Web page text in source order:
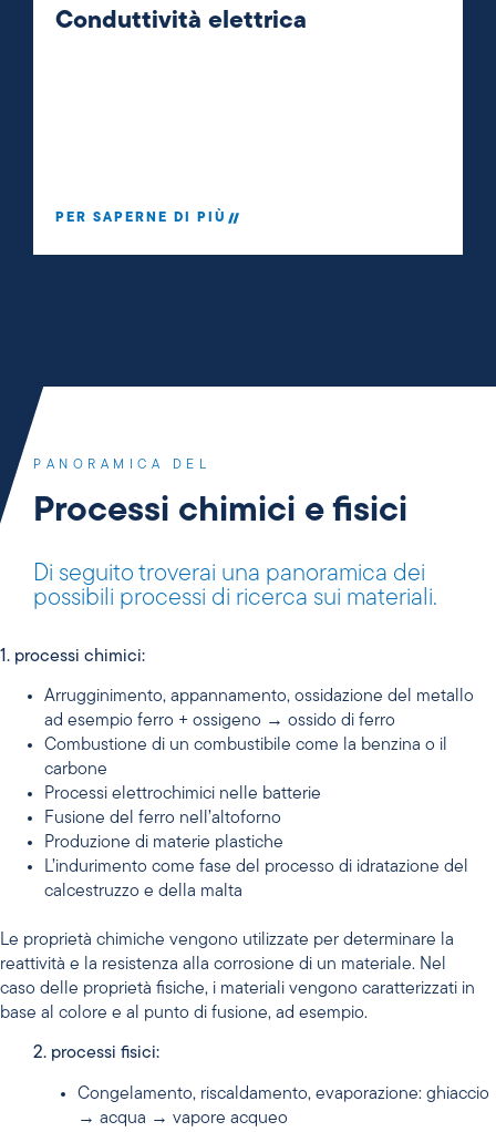
Conduttività elettrica
PER SAPERNE DI PIÙ
PANORAMICA DEL
Processi chimici e fisici
Di seguito troverai una panoramica dei
possibili processi di ricerca sui materiali.
1. processi chimici:
Arrugginimento, appannamento, ossidazione del metallo
ad esempio ferro + ossigeno → ossido di ferro
Combustione di un combustibile come la benzina o il
carbone
Processi elettrochimici nelle batterie
Fusione del ferro nell’altoforno
Produzione di materie plastiche
L’indurimento come fase del processo di idratazione del
calcestruzzo e della malta
Le proprietà chimiche vengono utilizzate per determinare la
reattività e la resistenza alla corrosione di un materiale. Nel
caso delle proprietà fisiche, i materiali vengono caratterizzati in
base al colore e al punto di fusione, ad esempio.
2. processi fisici:
Congelamento, riscaldamento, evaporazione: ghiaccio
→ acqua → vapore acqueo